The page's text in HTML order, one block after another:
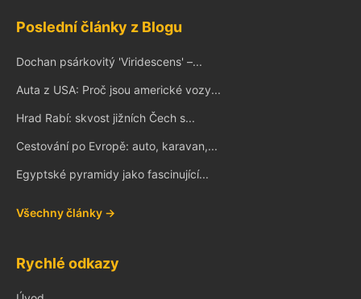
Poslední články z Blogu
Dochan psárkovitý 'Viridescens' –...
Auta z USA: Proč jsou americké vozy...
Hrad Rabí: skvost jižních Čech s...
Cestování po Evropě: auto, karavan,...
Egyptské pyramidy jako fascinující...
Všechny články →
Rychlé odkazy